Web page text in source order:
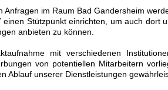
Anfragen im Raum Bad Gandersheim
einen Stützpunkt einrichten, um auch dort
anbieten zu können.
mit verschiedenen
von potentiellen Mitarbeitern
Ablauf unserer Dienstleistungen